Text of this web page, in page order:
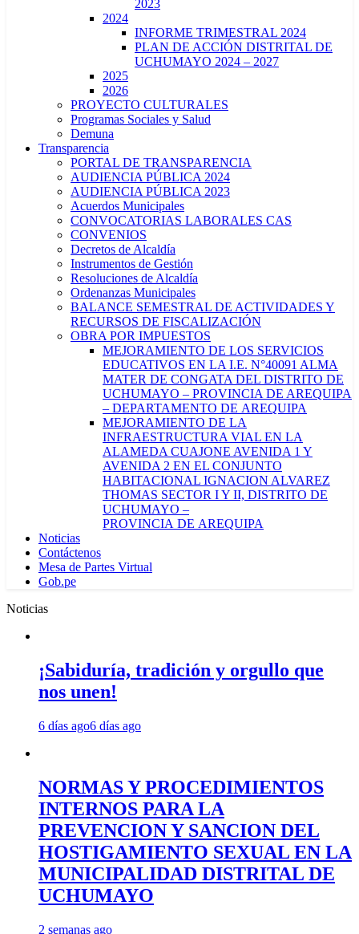
2023
2024
INFORME TRIMESTRAL 2024
PLAN DE ACCIÓN DISTRITAL DE
UCHUMAYO 2024 – 2027
2025
2026
PROYECTO CULTURALES
Programas Sociales y Salud
Demuna
Transparencia
PORTAL DE TRANSPARENCIA
AUDIENCIA PÚBLICA 2024
AUDIENCIA PÚBLICA 2023
Acuerdos Municipales
CONVOCATORIAS LABORALES CAS
CONVENIOS
Decretos de Alcaldía
Instrumentos de Gestión
Resoluciones de Alcaldía
Ordenanzas Municipales
BALANCE SEMESTRAL DE ACTIVIDADES Y
RECURSOS DE FISCALIZACIÓN
OBRA POR IMPUESTOS
MEJORAMIENTO DE LOS SERVICIOS
EDUCATIVOS EN LA I.E. N°40091 ALMA
MATER DE CONGATA DEL DISTRITO DE
UCHUMAYO – PROVINCIA DE AREQUIPA
– DEPARTAMENTO DE AREQUIPA
MEJORAMIENTO DE LA
INFRAESTRUCTURA VIAL EN LA
ALAMEDA CUAJONE AVENIDA 1 Y
AVENIDA 2 EN EL CONJUNTO
HABITACIONAL IGNACION ALVAREZ
THOMAS SECTOR I Y II, DISTRITO DE
UCHUMAYO –
PROVINCIA DE AREQUIPA
Noticias
Contáctenos
Mesa de Partes Virtual
Gob.pe
Noticias
¡Sabiduría, tradición y orgullo que
nos unen!
6 días ago6 días ago
NORMAS Y PROCEDIMIENTOS
INTERNOS PARA LA
PREVENCION Y SANCION DEL
HOSTIGAMIENTO SEXUAL EN LA
MUNICIPALIDAD DISTRITAL DE
UCHUMAYO
2 semanas ago